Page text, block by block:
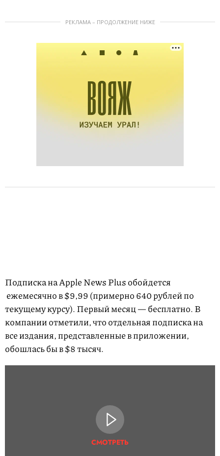
РЕКЛАМА – ПРОДОЛЖЕНИЕ НИЖЕ
Подписка на Apple News Plus обойдется
ежемесячно в $9,99 (примерно 640 рублей по
текущему курсу). Первый месяц — бесплатно. В
компании отметили, что отдельная подписка на
все издания, представленные в приложении,
обошлась бы в $8 тысяч.
СМОТРЕТЬ